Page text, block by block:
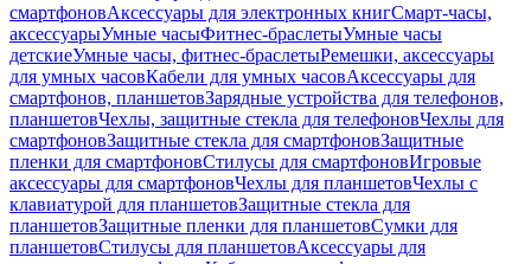
смартфоновАксессуары для электронных книгСмарт-часы,
аксессуарыУмные часыФитнес-браслетыУмные часы
детскиеУмные часы, фитнес-браслетыРемешки, аксессуары
для умных часовКабели для умных часовАксессуары для
смартфонов, планшетовЗарядные устройства для телефонов,
планшетовЧехлы, защитные стекла для телефоновЧехлы для
смартфоновЗащитные стекла для смартфоновЗащитные
пленки для смартфоновСтилусы для смартфоновИгровые
аксессуары для смартфоновЧехлы для планшетовЧехлы с
клавиатурой для планшетовЗащитные стекла для
планшетовЗащитные пленки для планшетовСумки для
планшетовСтилусы для планшетовАксессуары для